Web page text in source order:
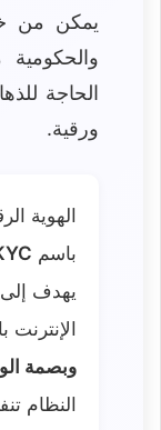
يمكن من
الحاجة
ورقية.
الهوية
باسم
يهدف إلى
الإنترنت
وبصمة
النظام